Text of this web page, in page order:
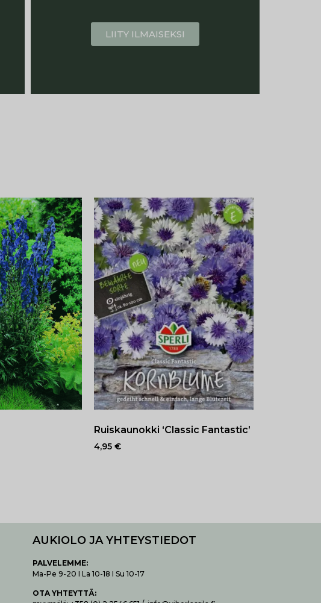
LIITY ILMAISEKSI
Ruiskaunokki ‘Classic Fantastic’
4,95 €
AUKIOLO JA YHTEYSTIEDOT
PALVELEMME:
Ma-Pe 9-20 I La 10-18 I Su 10-17
OTA YHTEYTTÄ: